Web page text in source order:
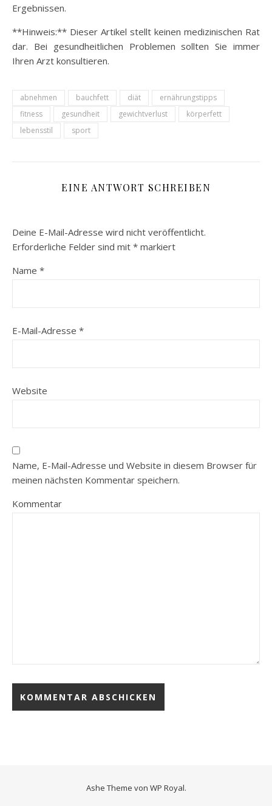
Ergebnissen.
**Hinweis:** Dieser Artikel stellt keinen medizinischen Rat
dar. Bei gesundheitlichen Problemen sollten Sie immer
Ihren Arzt konsultieren.
abnehmen bauchfett diät
ernährungstipps
fitness
gesundheit gewichtverlust
körperfett
lebensstil
sport
EINE ANTWORT SCHREIBEN
Deine E-Mail-Adresse wird nicht veröffentlicht.
Erforderliche Felder sind mit * markiert
Name *
E-Mail-Adresse *
Website
Name, E-Mail-Adresse und Website in diesem Browser für
meinen nächsten Kommentar speichern.
Kommentar
Ashe Theme von WP Royal.